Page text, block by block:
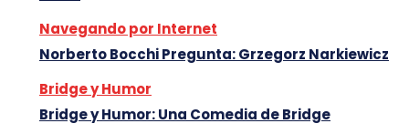
Navegando por Internet
Norberto Bocchi Pregunta: Grzegorz Narkiewicz
Bridge y Humor
Bridge y Humor: Una Comedia de Bridge